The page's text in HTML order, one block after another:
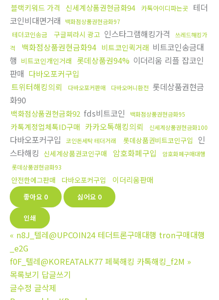
블랙키워드 가격
신세계상품권현금화94 카톡아이디파는곳 테더
코인비대면거래
백화점상품권현금화97
테더코인송금 구글찌라시 광고 인스타그램해킹가격
쓰레드해킹가
격
백화점상품권현금화94 비트코인퀵거래 비트코인송금대
행 비트코인개인거래 롯데상품권94% 이더리움 리플 잡코인
판매 다바오포커구입
트위터해킹의뢰
다바오포커판매 다바오머니환전 롯데상품권현금
화90
백화점상품권현금화92 fds비트코인 백화점상품권현금화95
카톡계정업체톡ID구매 카카오톡해킹의뢰 신세계상품권현금화100
다바오포커구입 코인돈세탁 테더거래 롯데상품권비트코인구입
인
스타해킹 신세계상품권코인구매 암호화폐구입
암호화폐구매대행
롯데상품권현금화93
안전한에그판매 다바오포커구입 이더리움판매
좋아요 0 싫어요 0
인쇄
« n8J_텔레@UPCOIN24 테더트론구매대행 tron구매대행
_e2G
f0F_텔레@KOREATALK77 페북해킹 카톡해킹_f2M »
목록보기 답글쓰기
글수정 글삭제